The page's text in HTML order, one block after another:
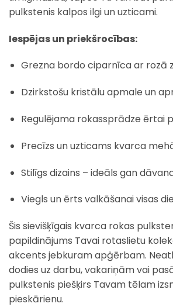
pulkstenis kalpos ilgi un uzticami.
Iespējas un priekšrocības:
Grezna bordo ciparnīca ar rozā
Dzirkstošu kristālu apmale un
Regulējama rokassprādze ērtai
Precīzs un uzticams kvarca
Stilīgs dizains – ideāls gan
Viegls un ērts valkāšanai visas
Šis sievišķīgais kvarca rokas
papildinājums Tavai rotaslietu
akcents jebkuram apģērbam.
dodies uz darbu, vakariņām vai
pulkstenis piešķirs Tavam tēlam
pieskārienu.